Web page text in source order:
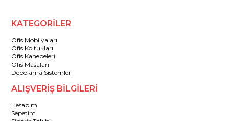
KATEGORİLER
Ofis Mobilyaları
Ofis Koltukları
Ofis Kanepeleri
Ofis Masaları
Depolama Sistemleri
ALIŞVERİŞ BİLGİLERİ
Hesabım
Sepetim